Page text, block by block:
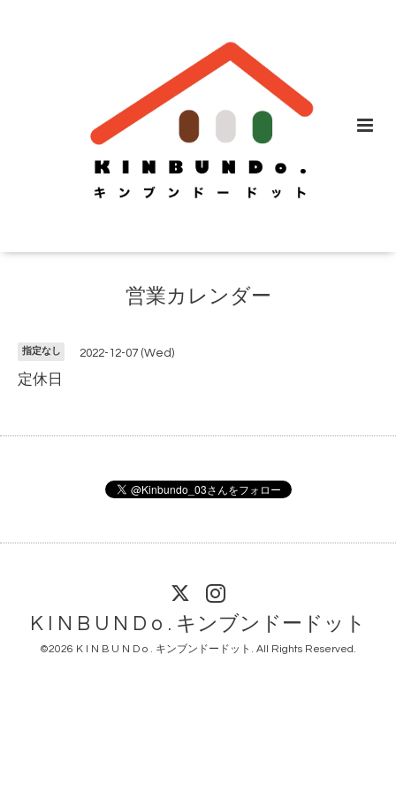
営業カレンダー
指定なし 2022-12-07 (Wed)
定休日
K I N B U N D o . キンブンドードット
©2026 K I N B U N D o . キンブンドードット . All Rights Reserved.